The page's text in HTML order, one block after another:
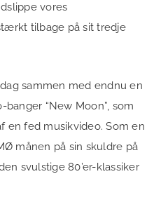
vores
tilbage på sit tredje
sammen med endnu en
“New Moon”, som
en fed musikvideo. Som en
månen på sin skuldre på
svulstige 80’er-klassiker